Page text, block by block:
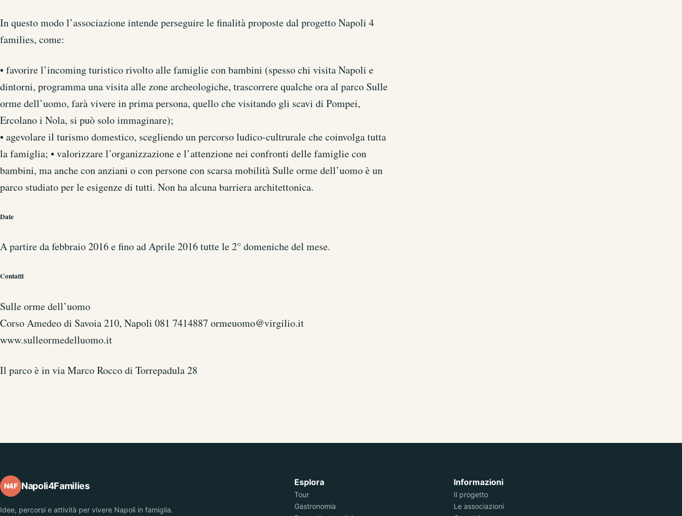
In questo modo l’associazione intende perseguire le finalità proposte dal progetto Napoli 4
families, come:
• favorire l’incoming turistico rivolto alle famiglie con bambini (spesso chi visita Napoli e
dintorni, programma una visita alle zone archeologiche, trascorrere qualche ora al parco Sulle
orme dell’uomo, farà vivere in prima persona, quello che visitando gli scavi di Pompei,
Ercolano i Nola, si può solo immaginare);
• agevolare il turismo domestico, scegliendo un percorso ludico-cultrurale che coinvolga tutta
la famiglia; • valorizzare l’organizzazione e l’attenzione nei confronti delle famiglie con
bambini, ma anche con anziani o con persone con scarsa mobilità Sulle orme dell’uomo è un
parco studiato per le esigenze di tutti. Non ha alcuna barriera architettonica.
Date
A partire da febbraio 2016 e fino ad Aprile 2016 tutte le 2° domeniche del mese.
Contatti
Sulle orme dell’uomo
Corso Amedeo di Savoia 210, Napoli 081 7414887 ormeuomo@virgilio.it
www.sulleormedelluomo.it
Il parco è in via Marco Rocco di Torrepadula 28
N4F Napoli4Families
Idee, percorsi e attività per vivere Napoli in famiglia.
Esplora
Tour
Gastronomia
Informazioni
Il progetto
Le associazioni